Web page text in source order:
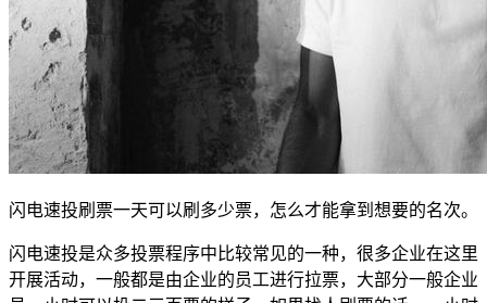
闪电速投刷票一天可以刷多少票，怎么才能拿到想要的名次。
闪电速投是众多投票程序中比较常见的一种，很多企业在这里
开展活动，一般都是由企业的员工进行拉票，大部分一般企业